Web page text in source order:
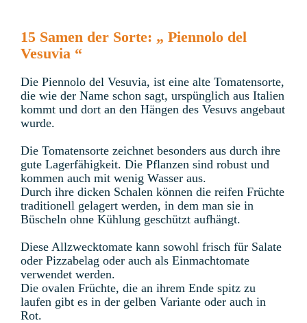
15 Samen der Sorte: „ Piennolo del
Vesuvia “
Die Piennolo del Vesuvia, ist eine alte Tomatensorte,
die wie der Name schon sagt, urspünglich aus Italien
kommt und dort an den Hängen des Vesuvs angebaut
wurde.
Die Tomatensorte zeichnet besonders aus durch ihre
gute Lagerfähigkeit. Die Pflanzen sind robust und
kommen auch mit wenig Wasser aus.
Durch ihre dicken Schalen können die reifen Früchte
traditionell gelagert werden, in dem man sie in
Büscheln ohne Kühlung geschützt aufhängt.
Diese Allzwecktomate kann sowohl frisch für Salate
oder Pizzabelag oder auch als Einmachtomate
verwendet werden.
Die ovalen Früchte, die an ihrem Ende spitz zu
laufen gibt es in der gelben Variante oder auch in
Rot.